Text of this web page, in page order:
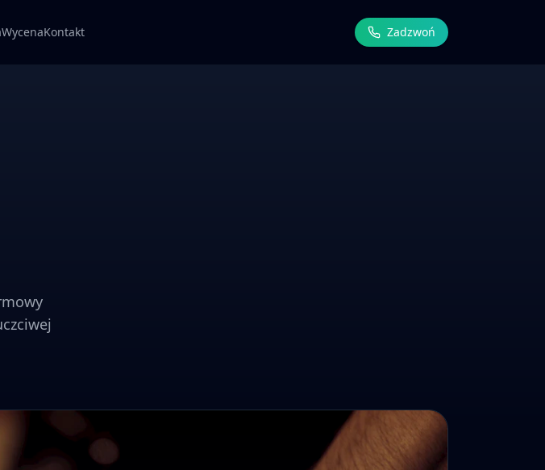
WycenaKontakt Zadzwoń